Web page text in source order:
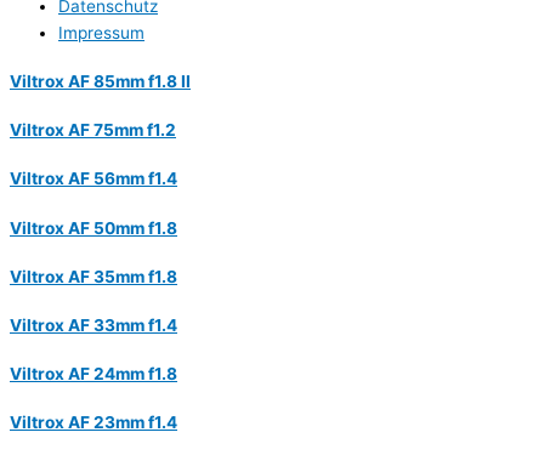
Datenschutz
Impressum
Viltrox AF 85mm f1.8 II
Viltrox AF 75mm f1.2
Viltrox AF 56mm f1.4
Viltrox AF 50mm f1.8
Viltrox AF 35mm f1.8
Viltrox AF 33mm f1.4
Viltrox AF 24mm f1.8
Viltrox AF 23mm f1.4